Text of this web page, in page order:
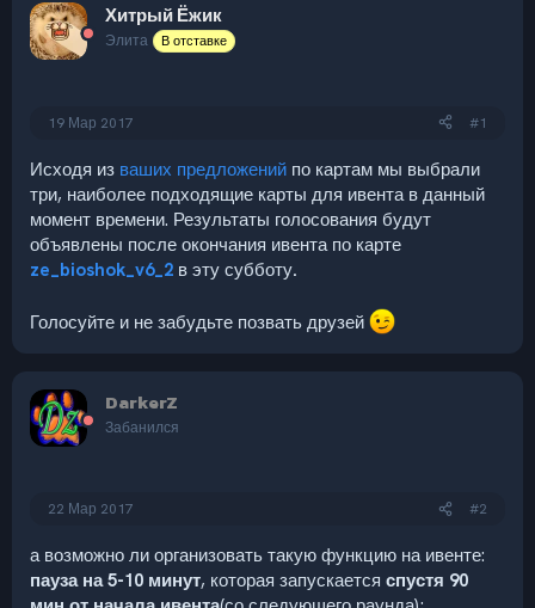
Хитрый Ёжик
Элита В отставке
19 Мар 2017 #1
Исходя из ваших предложений по картам мы выбрали
три, наиболее подходящие карты для ивента в данный
момент времени. Результаты голосования будут
объявлены после окончания ивента по карте
ze_bioshok_v6_2 в эту субботу.
Голосуйте и не забудьте позвать друзей
DarkerZ
Забанился
22 Мар 2017 #2
а возможно ли организовать такую функцию на ивенте:
пауза на 5-10 минут, которая запускается спустя 90